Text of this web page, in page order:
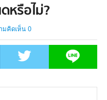
หรือไม่?
มคิดเห็น 0